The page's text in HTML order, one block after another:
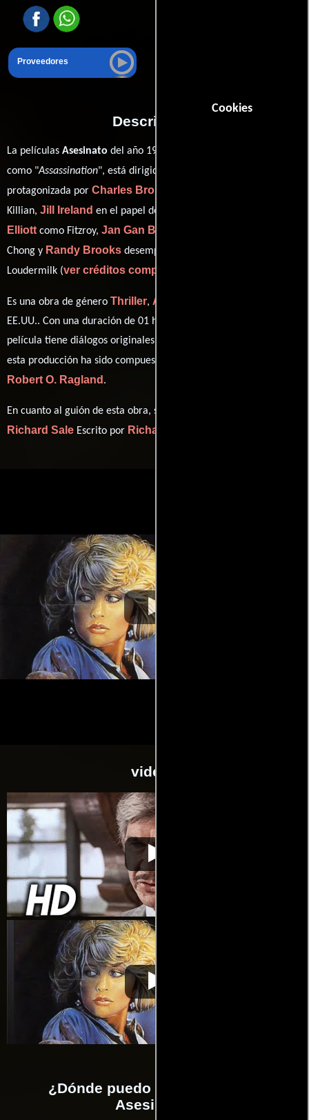
Cookies
Proveedores
Descripción
La películas Asesinato del año 1987, conocida originalmente
como "Assassination", está dirigida por
protagonizada por Charles Bronson
Killian, Jill Ireland en el papel de Lara Royce Craig,
Elliottcomo Fitzroy, Jan Gan Boyd
Chong y Randy Brooks desempeñando el papel de Tyler
Loudermilk (ver créditos completos
Es una obra de género Thriller, Acción
EE.UU.. Con una duración de 01 hr 28 min (88 minutos), esta
película tiene diálogos originales en
esta producción ha sido compuesta por
Robert O. Ragland .
En cuanto al guión de esta obra, se encuentra a cargo de
Richard Sale Escrito por Richard Sale
videos
AsesinatoVideo de la película Asesinato
AsesinatoVideo de la película Asesinato
¿Dónde puedo ver la películas
Asesinato?